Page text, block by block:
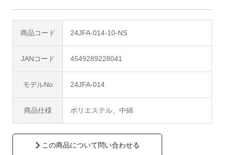
商品コード 24JFA-014-10-NS
JANコード 4549289228041
モデルNo 24JFA-014
商品仕様 ポリエステル、中綿
この商品について問い合わせる